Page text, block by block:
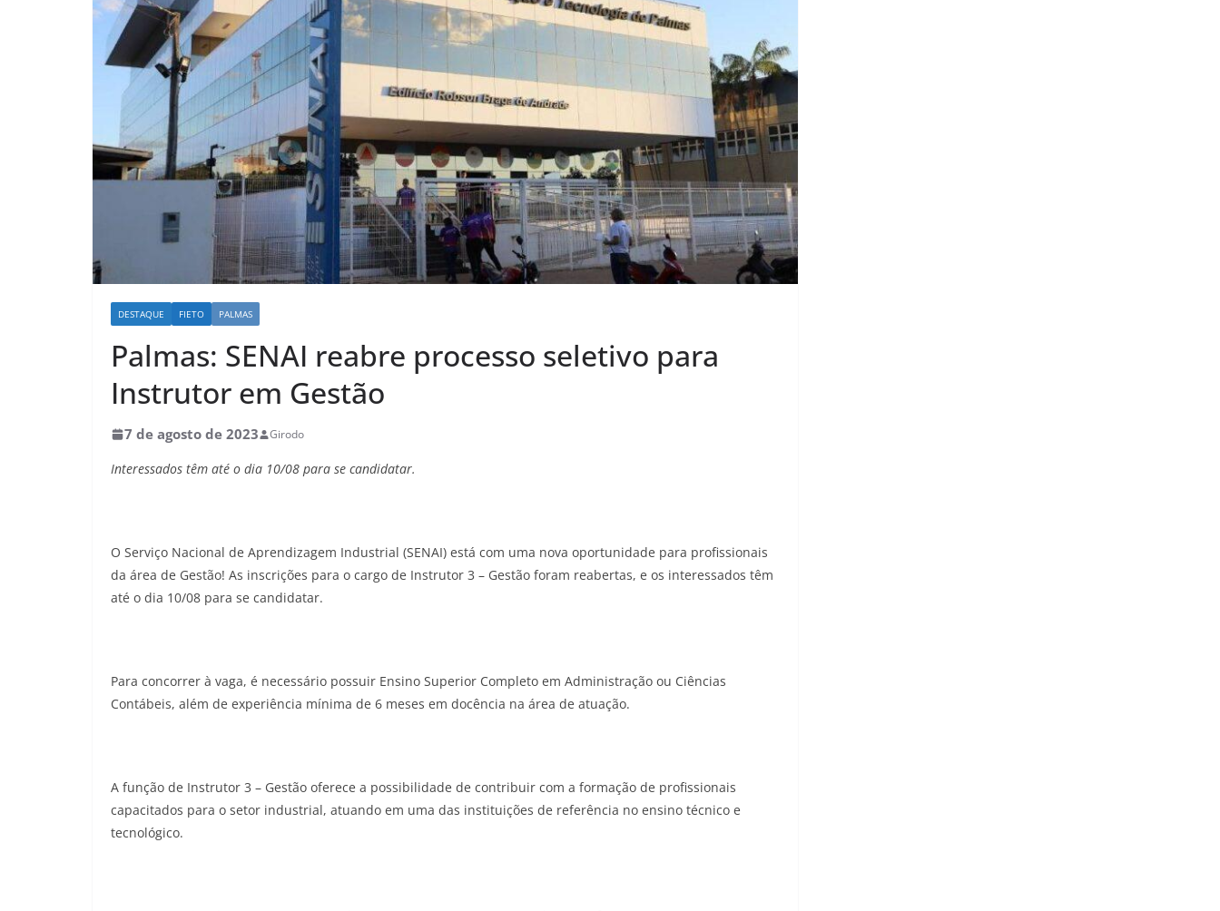
DESTAQUE FIETO PALMAS
Palmas: SENAI reabre processo seletivo para
Instrutor em Gestão
7 de agosto de 2023 Girodo
Interessados têm até o dia 10/08 para se candidatar.
O Serviço Nacional de Aprendizagem Industrial (SENAI) está com uma nova oportunidade para profissionais
da área de Gestão! As inscrições para o cargo de Instrutor 3 – Gestão foram reabertas, e os interessados têm
até o dia 10/08 para se candidatar.
Para concorrer à vaga, é necessário possuir Ensino Superior Completo em Administração ou Ciências
Contábeis, além de experiência mínima de 6 meses em docência na área de atuação.
A função de Instrutor 3 – Gestão oferece a possibilidade de contribuir com a formação de profissionais
capacitados para o setor industrial, atuando em uma das instituições de referência no ensino técnico e
tecnológico.